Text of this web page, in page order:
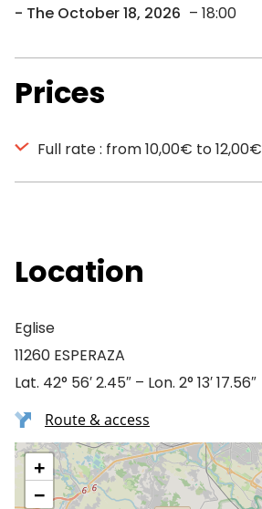
The October 18, 2026 – 18:00
Prices
Full rate : from 10,00€ to 12,00€
Location
Eglise
11260 ESPERAZA
Lat. 42° 56′ 2.45″ – Lon. 2° 13′ 17.56″
Route & access
+
−